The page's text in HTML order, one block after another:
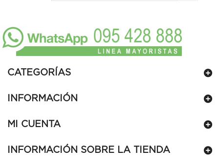
CATEGORÍAS
INFORMACIÓN
MI CUENTA
INFORMACIÓN SOBRE LA TIENDA